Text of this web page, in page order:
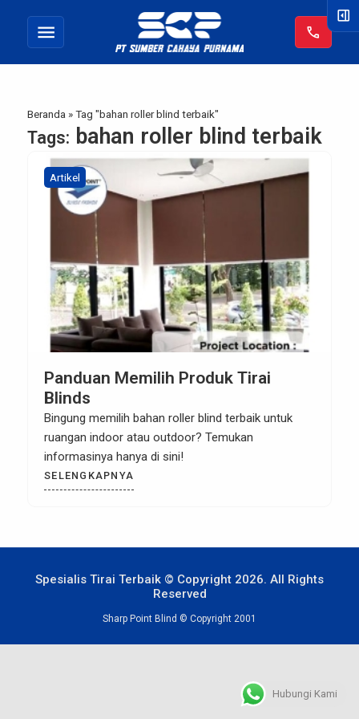
menu call
Beranda »Tag "bahan roller blind terbaik"
Tags: bahan roller blind terbaik
Artikel
Panduan Memilih Produk Tirai
Blinds
Bingung memilih bahan roller blind terbaik untuk
ruangan indoor atau outdoor? Temukan
informasinya hanya di sini!
SELENGKAPNYA
right_panel_open
Spesialis Tirai Terbaik © Copyright 2026. All Rights
Reserved
Sharp Point Blind © Copyright 2001
Hubungi Kami